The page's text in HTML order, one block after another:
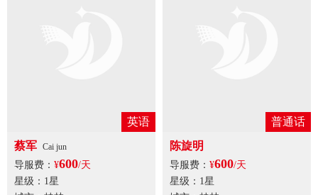
英语
蔡军 Cai jun
导服费： ¥600/天
星级：1星
普通话
陈旋明
导服费： ¥600/天
星级：1星